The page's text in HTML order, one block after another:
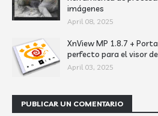
imágenes
April 08, 2025
XnView MP 1.8.7 +
perfecto para el visor
April 03, 2025
PUBLICAR UN COMENTARIO